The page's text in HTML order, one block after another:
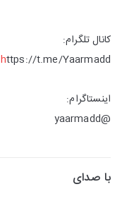
کانال تلگرام:
https://t.me/Yaarmadd
اینستاگرام:
@yaarmadd
با صدای